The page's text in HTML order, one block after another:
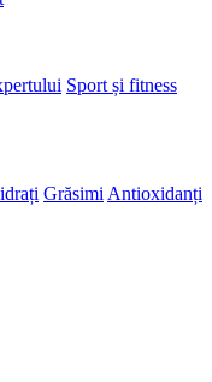
Sport și fitness
Grăsimi Antioxidanți